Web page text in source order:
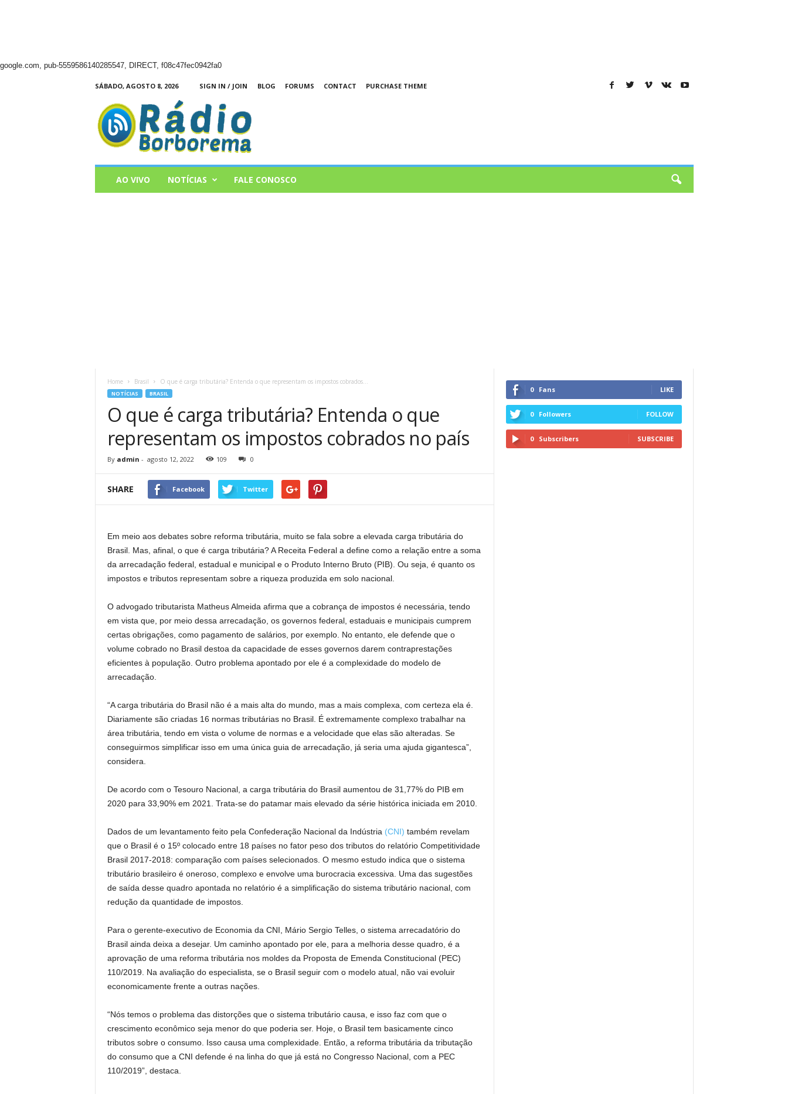
google.com, pub-5559586140285547, DIRECT, f08c47fec0942fa0
SÁBADO, AGOSTO 8, 2026 SIGN IN / JOIN BLOG FORUMS CONTACT
PURCHASE THEME
Borborema
AO VIVO NOTÍCIAS FALE CONOSCO
Home Brasil O que é carga tributária? Entenda o que representam os impostos cobrados...
NOTÍCIAS BRASIL
O que é carga tributária? Entenda o que
representam os impostos cobrados no país
By admin - agosto 12, 2022 109 0
SHARE Facebook Twitter
Em meio aos debates sobre reforma tributária, muito se fala sobre a elevada carga tributária do
Brasil. Mas, afinal, o que é carga tributária? A Receita Federal a define como a relação entre a soma
da arrecadação federal, estadual e municipal e o Produto Interno Bruto (PIB). Ou seja, é quanto os
impostos e tributos representam sobre a riqueza produzida em solo nacional.
O advogado tributarista Matheus Almeida afirma que a cobrança de impostos é necessária, tendo
em vista que, por meio dessa arrecadação, os governos federal, estaduais e municipais cumprem
certas obrigações, como pagamento de salários, por exemplo. No entanto, ele defende que o
volume cobrado no Brasil destoa da capacidade de esses governos darem contraprestações
eficientes à população. Outro problema apontado por ele é a complexidade do modelo de
arrecadação.
“A carga tributária do Brasil não é a mais alta do mundo, mas a mais complexa, com certeza ela é.
Diariamente são criadas 16 normas tributárias no Brasil. É extremamente complexo trabalhar na
área tributária, tendo em vista o volume de normas e a velocidade que elas são alteradas. Se
conseguirmos simplificar isso em uma única guia de arrecadação, já seria uma ajuda gigantesca”,
considera.
De acordo com o Tesouro Nacional, a carga tributária do Brasil aumentou de 31,77% do PIB em
2020 para 33,90% em 2021. Trata-se do patamar mais elevado da série histórica iniciada em 2010.
Dados de um levantamento feito pela Confederação Nacional da Indústria (CNI) também revelam
que o Brasil é o 15º colocado entre 18 países no fator peso dos tributos do relatório Competitividade
Brasil 2017-2018: comparação com países selecionados. O mesmo estudo indica que o sistema
tributário brasileiro é oneroso, complexo e envolve uma burocracia excessiva. Uma das sugestões
de saída desse quadro apontada no relatório é a simplificação do sistema tributário nacional, com
redução da quantidade de impostos.
Para o gerente-executivo de Economia da CNI, Mário Sergio Telles, o sistema arrecadatório do
Brasil ainda deixa a desejar. Um caminho apontado por ele, para a melhoria desse quadro, é a
aprovação de uma reforma tributária nos moldes da Proposta de Emenda Constitucional (PEC)
110/2019. Na avaliação do especialista, se o Brasil seguir com o modelo atual, não vai evoluir
economicamente frente a outras nações.
“Nós temos o problema das distorções que o sistema tributário causa, e isso faz com que o
crescimento econômico seja menor do que poderia ser. Hoje, o Brasil tem basicamente cinco
tributos sobre o consumo. Isso causa uma complexidade. Então, a reforma tributária da tributação
do consumo que a CNI defende é na linha do que já está no Congresso Nacional, com a PEC
110/2019”, destaca.
0 Fans LIKE
0 Followers FOLLOW
0 Subscribers SUBSCRIBE